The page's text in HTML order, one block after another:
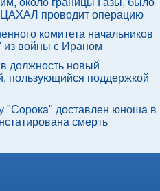
проводит операцию
комитета начальников
войны с Ираном
должность новый
пользующийся поддержкой
"Сорока" доставлен юноша в
смерть